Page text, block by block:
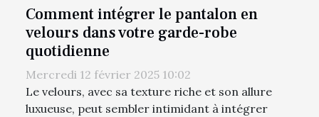
Comment intégrer le pantalon en
velours dans votre garde-robe
quotidienne
Mercredi 12 février 2025 10:02
Le velours, avec sa texture riche et son allure
luxueuse, peut sembler intimidant à intégrer